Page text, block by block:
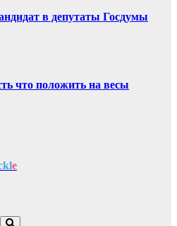
в депутаты Госдумы
что положить на весы
e